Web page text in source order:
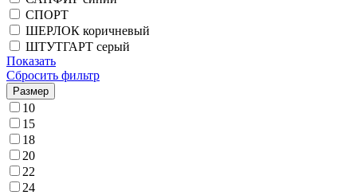
СПОРТ
ШЕРЛОК коричневый
ШТУТГАРТ серый
Показать
Сбросить фильтр
Размер
10
15
18
20
22
24